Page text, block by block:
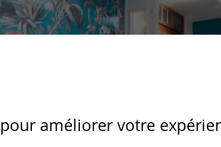
améliorer votre